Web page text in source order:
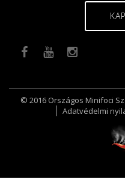
© 2016 Országos Minifoci
Adatvédelmi